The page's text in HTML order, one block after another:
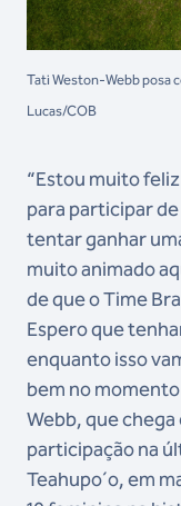
Tati Weston-Webb posa
Lucas/COB
“Estou muito
para participar
tentar ganhar
muito animado
de que o Time
Espero que
enquanto isso
bem no
Webb, que
participação na
Teahupo´o, em